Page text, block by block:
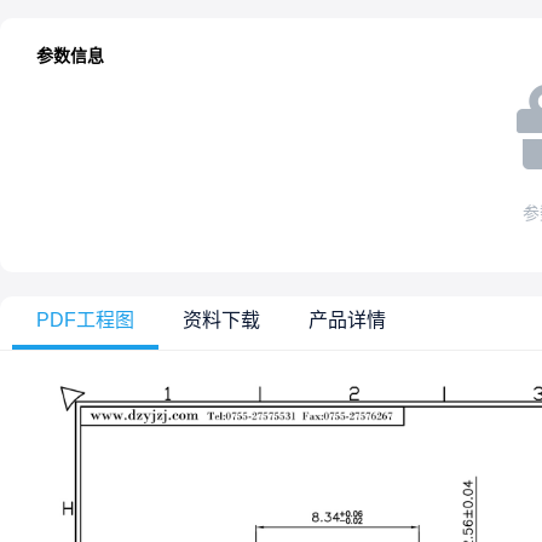
参数信息
PDF工程图 资料下载 产品详情